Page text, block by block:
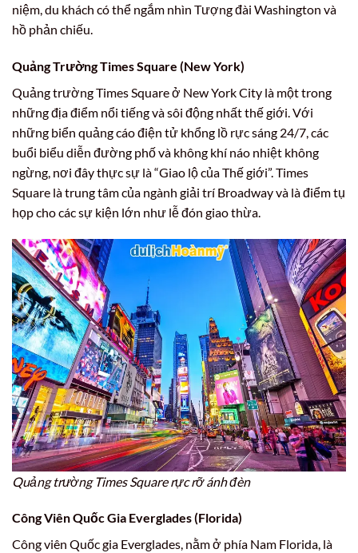
niệm, du khách có thể ngắm nhìn Tượng đài Washington và
hồ phản chiếu.
Quảng Trường Times Square (New York)
Quảng trường Times Square ở New York City là một trong
những địa điểm nổi tiếng và sôi động nhất thế giới. Với
những biển quảng cáo điện tử khổng lồ rực sáng 24/7, các
buổi biểu diễn đường phố và không khí náo nhiệt không
ngừng, nơi đây thực sự là “Giao lộ của Thế giới”. Times
Square là trung tâm của ngành giải trí Broadway và là điểm tụ
họp cho các sự kiện lớn như lễ đón giao thừa.
Quảng trường Times Square rực rỡ ánh đèn
Công Viên Quốc Gia Everglades (Florida)
Công viên Quốc gia Everglades, nằm ở phía Nam Florida, là